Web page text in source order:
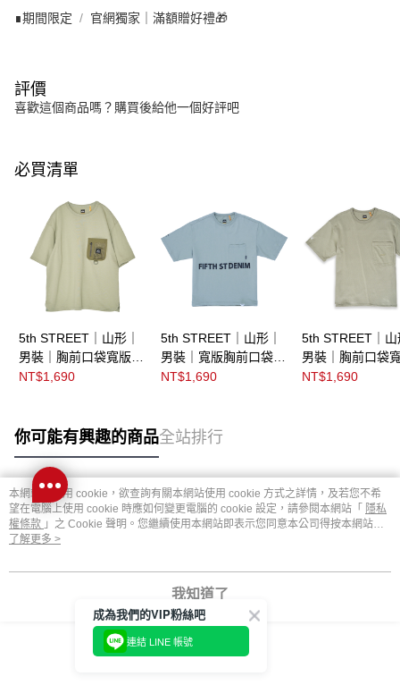
∎期間限定 官網獨家｜滿額贈好禮🎁
評價
喜歡這個商品嗎？購買後給他一個好評吧
必買清單
5th STREET｜山形｜
男裝｜胸前口袋寬版短
袖T恤｜綠色
NT$1,690
5th STREET｜山形｜
男裝｜寬版胸前口袋短
袖T恤｜綠色
NT$1,690
5th STREET｜山
男裝｜胸前口袋
計短袖T恤｜綠色
NT$1,690
你可能有興趣的商品全站排行
熱門標籤
本網站中使用 cookie，欲查詢有關本網站使用 cookie 方式之詳情，及若您不希
望在電腦上使用 cookie 時應如何變更電腦的 cookie 設定，請參閱本網站「 隱私
權條款 」之 Cookie 聲明。您繼續使用本網站即表示您同意本公司得按本網站使
用條款之 Cookie 聲明使用 cookie。
了解更多 >
我知道了
成為我們的VIP粉絲吧
連結 LINE 帳號